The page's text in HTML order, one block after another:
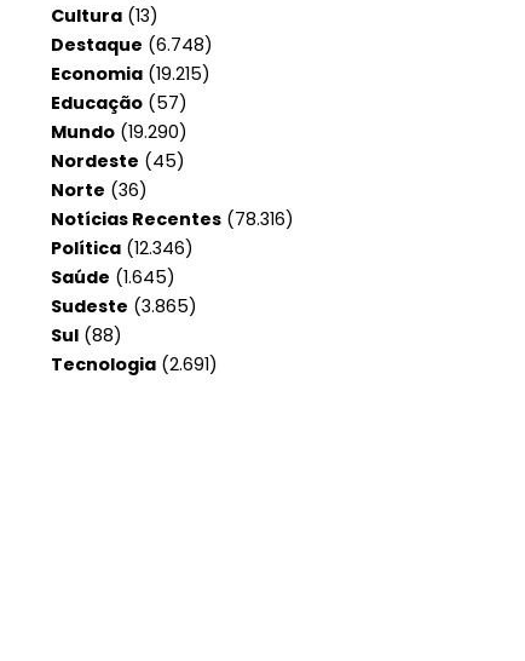
Cultura (13)
Destaque (6.748)
Economia (19.215)
Educação (57)
Mundo (19.290)
Nordeste (45)
Norte (36)
Notícias Recentes (78.316)
Política (12.346)
Saúde (1.645)
Sudeste (3.865)
Sul (88)
Tecnologia (2.691)